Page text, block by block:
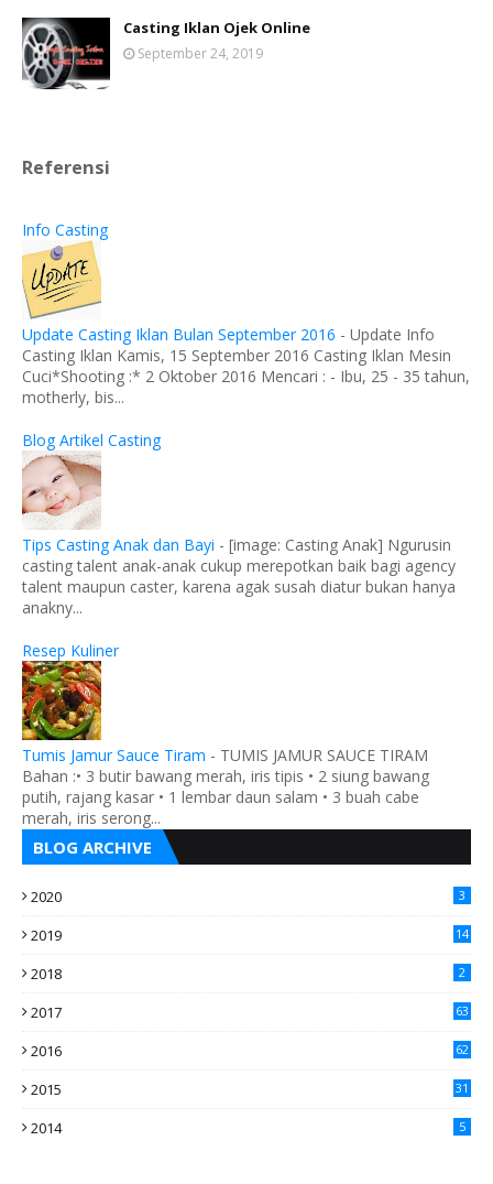
Casting Iklan Ojek Online
September 24, 2019
Referensi
Info Casting
Update Casting Iklan Bulan September 2016 - Update Info
Casting Iklan Kamis, 15 September 2016 Casting Iklan Mesin
Cuci*Shooting :* 2 Oktober 2016 Mencari : - Ibu, 25 - 35 tahun,
motherly, bis...
Blog Artikel Casting
Tips Casting Anak dan Bayi - [image: Casting Anak] Ngurusin
casting talent anak-anak cukup merepotkan baik bagi agency
talent maupun caster, karena agak susah diatur bukan hanya
anakny...
Resep Kuliner
Tumis Jamur Sauce Tiram - TUMIS JAMUR SAUCE TIRAM
Bahan :• 3 butir bawang merah, iris tipis • 2 siung bawang
putih, rajang kasar • 1 lembar daun salam • 3 buah cabe
merah, iris serong...
BLOG ARCHIVE
2020 3
2019 14
2018 2
2017 63
2016
62
2015
31
2014 5